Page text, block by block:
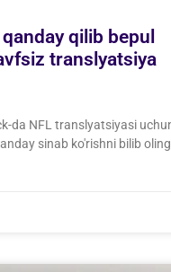
qilib bepul
translyatsiya
da NFL translyatsiyasi
sinab ko'rishni bilib